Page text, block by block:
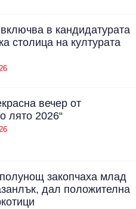
в кандидатурата
столица на културата
вечер от
лято 2026“
закопчаха млад
дал положителна